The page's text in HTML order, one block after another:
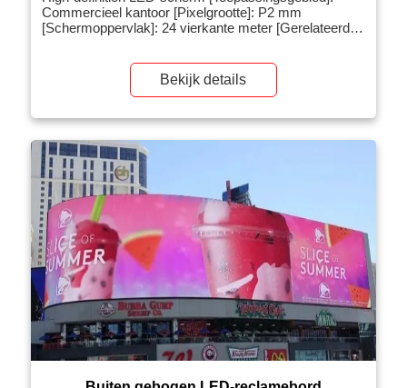
Commercieel kantoor [Pixelgrootte]: P2 mm
[Schermoppervlak]: 24 vierkante meter [Gerelateerde
scherm is het eerste 4K high-definition grote scherm
voor buiten dat 3D-effecten ondersteunt. Het project
deze […]
Bekijk details